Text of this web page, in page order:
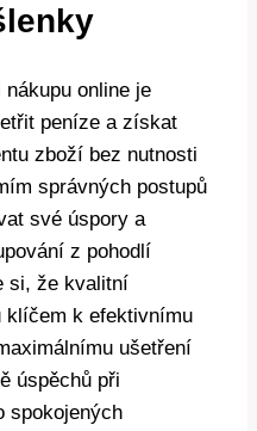
online je
peníze a získat
zboží bez nutnosti
správných postupů
své úspory a
z pohodlí
si, že kvalitní
klíčem k efektivnímu
ušetření
úspěchů při
spokojených